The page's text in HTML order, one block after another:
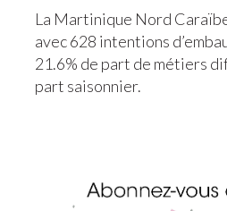
La Martinique Nord
avec 628 intentions
21.6% de part de métiers
part saisonnier.